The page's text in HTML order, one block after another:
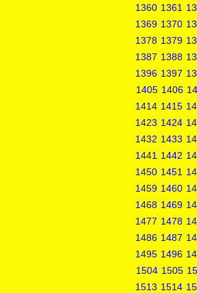
1360 1361
1369 1370
1378 1379
1387 1388
1396 1397
1405 1406
1414 1415
1423 1424
1432 1433
1441 1442
1450 1451
1459 1460
1468 1469
1477 1478
1486 1487
1495 1496
1504 1505
1513 1514